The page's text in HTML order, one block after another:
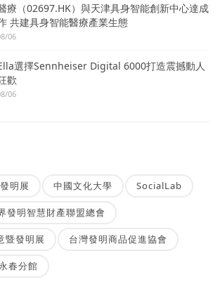
療（02697.HK）與天津具身智能創新中心達成
共建具身智能醫療產業生態
06
選擇Sennheiser Digital 6000打造震撼動人
歡
06
明展 中國文化大學 SocialLab
發明智慧財產聯盟總會
暨發明展 台灣發明商品促進協會
春分館